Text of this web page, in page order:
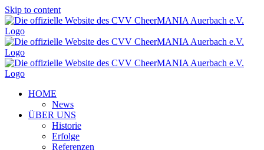
Skip to content
HOME
News
ÜBER UNS
Historie
Erfolge
Referenzen